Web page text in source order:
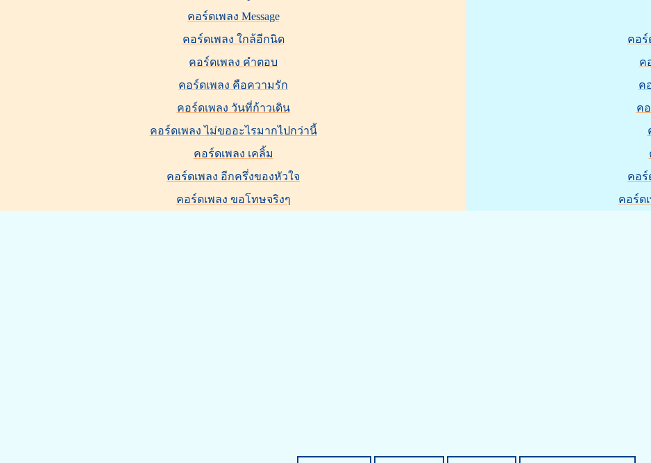
คอร์ดเพลง Message
คอร์ดเพลง ใกล้อีกนิด
คอร์ดเพลง คำตอบ
คอร์ดเพลง คือความรัก
คอร์ดเพลง วันที่ก้าวเดิน
คอร์ดเพลง ไม่ขออะไรมากไปกว่านี้
คอร์ดเพลง เคลิ้ม
คอร์ดเพลง อีกครึ่งของหัวใจ
คอร์ดเพลง ขอโทษจริงๆ
คอร์
ค
ค
ค
คอร์
คอร์ด